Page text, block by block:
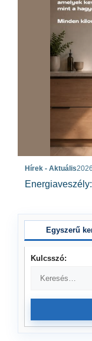
Hírek - Aktuális
Egyszerű
Kulcsszó: